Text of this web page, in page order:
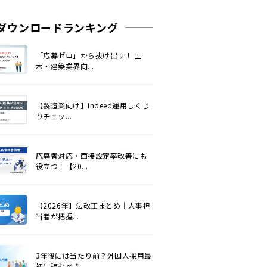
ウンロードランキング
「応募ゼロ」から抜け出す！ 土
木・建築業界向...
【製造業向け】Indeed運用しくじ
りチェッ...
応募者対応・面接設定率改善にも
役立つ！【20...
【2026年】法改正まとめ｜人事担
当者が把握...
3年後には当たり前？外国人採用最